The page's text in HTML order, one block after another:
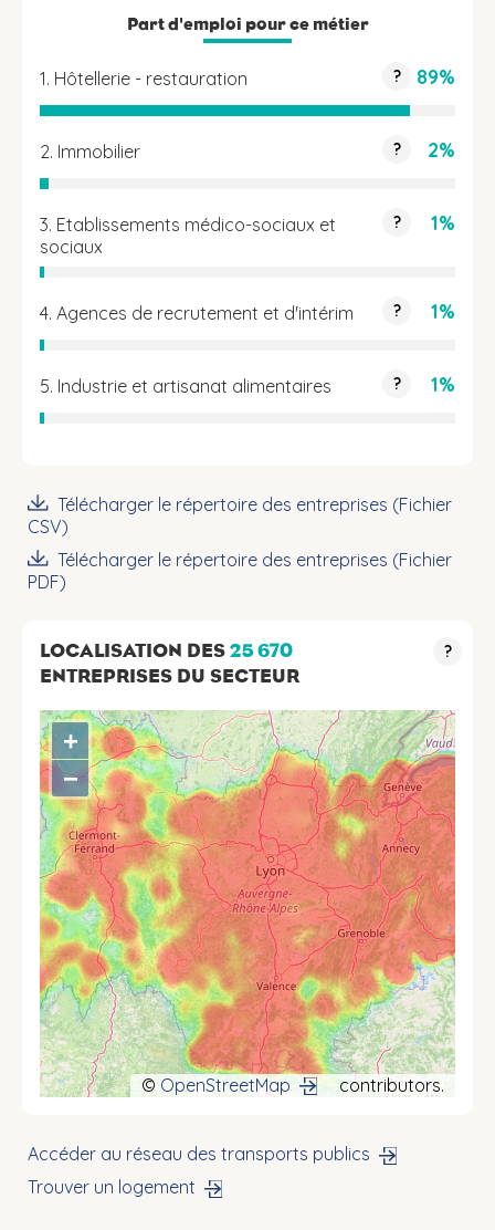
Part d'emploi pour ce métier
1. Hôtellerie - restauration ? 89%
2. Immobilier ? 2%
3. Etablissements médico-sociaux et
sociaux
? 1%
4. Agences de recrutement et d'intérim ? 1%
5. Industrie et artisanat alimentaires ? 1%
Télécharger le répertoire des entreprises (Fichier
CSV)
Télécharger le répertoire des entreprises (Fichier
PDF)
LOCALISATION DES25 670
ENTREPRISES DU SECTEUR
?
+
−
© OpenStreetMap contributors.
Accéder au réseau des transports publics
Trouver un logement